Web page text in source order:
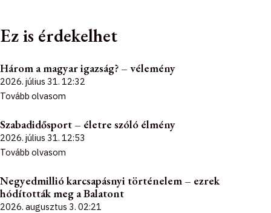
Ez is érdekelhet
Három a magyar igazság? – vélemény
2026. július 31. 12:32
Tovább olvasom
Szabadidősport – életre szóló élmény
2026. július 31. 12:53
Tovább olvasom
Negyedmillió karcsapásnyi történelem – ezrek
hódították meg a Balatont
2026. augusztus 3. 02:21